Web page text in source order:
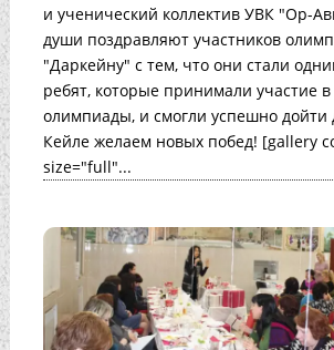
и ученический коллектив УВК "Ор-
души поздравляют участников
"Даркейну" с тем, что они стали
ребят, которые принимали участие в
олимпиады, и смогли успешно дойти
Кейле желаем новых побед! [gallery
size="full"...